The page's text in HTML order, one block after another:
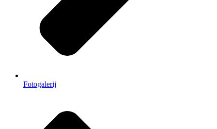
Fotogalerij